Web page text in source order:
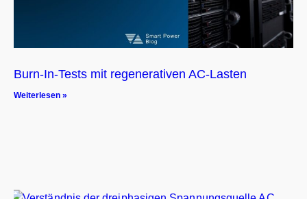
Burn-In-Tests mit regenerativen AC-Lasten
Weiterlesen »